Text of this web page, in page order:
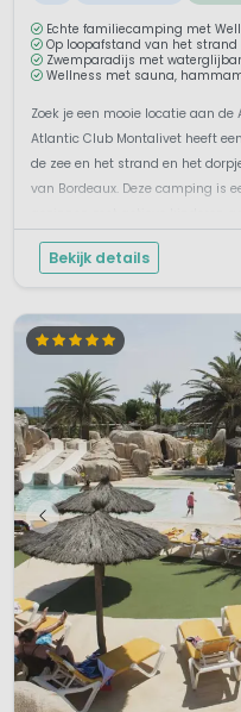
Echte familiecamping met
Op loopafstand van het strand
Zwemparadijs met
Wellness met sauna,
Zoek je een mooie locatie aan
Atlantic Club Montalivet heeft
de zee en het strand en het
van Bordeaux. Deze camping is
Bekijk details